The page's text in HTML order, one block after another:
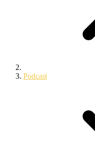
Podcast